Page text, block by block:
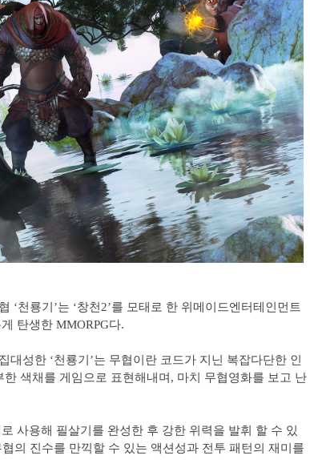
‘천룡기’는 ‘창천2’를 모태로 한 위메이드엔터테인먼트
탄생한 MMORPG다.
대성한 ‘천룡기’는 무협이란 코드가 지닌 복잡다단한 인
색채를 게임으로 표현해내며, 마치 무협영화를 보고 난
사용해 필살기를 완성한 후 강한 위력을 발휘 할 수 있
협의 진수를 만끽할 수 있는 액션성과 전투 패턴의 재미를